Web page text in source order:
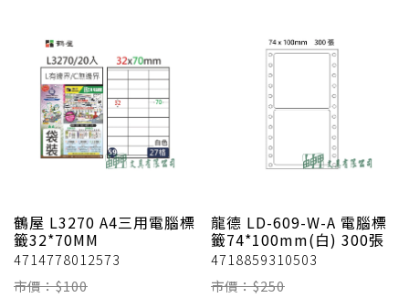
鶴屋 L3270 A4三用電腦標
籤32*70MM
4714778012573
市價：$100
龍德 LD-609-W-A 電腦標
籤74*100mm(白) 300張
4718859310503
市價：$250